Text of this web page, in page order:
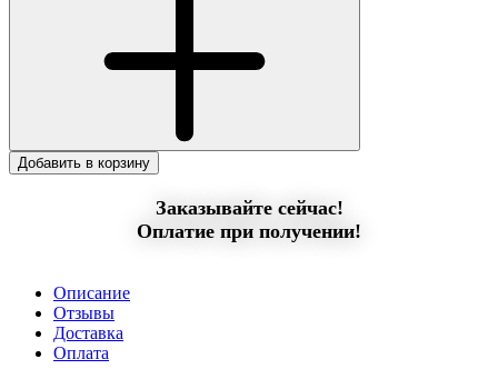
Добавить в корзину
Заказывайте сейчас!
Оплатие при получении!
Описание
Отзывы
Доставка
Оплата